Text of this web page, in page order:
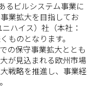
るビルシステム事業に
業拡大を目指してお
ハイス）社（本社：
ものとなります。
の保守事業拡大ととも
が見込まれる欧州市場
戦略を推進し、事業経